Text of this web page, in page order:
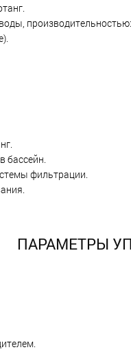
бассейн.
фильтрации.
ПАРАМЕТРЫ